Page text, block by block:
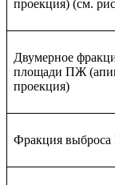
проекция) (см.
Двумерное
площади ПЖ
проекция)
Фракция